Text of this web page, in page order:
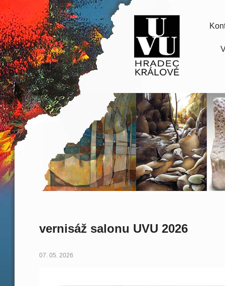
vernisáž salonu UVU 2026
07. 05. 2026